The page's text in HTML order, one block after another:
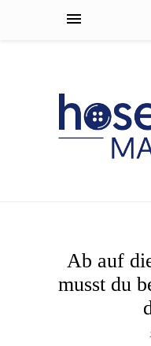
Ab auf
musst du